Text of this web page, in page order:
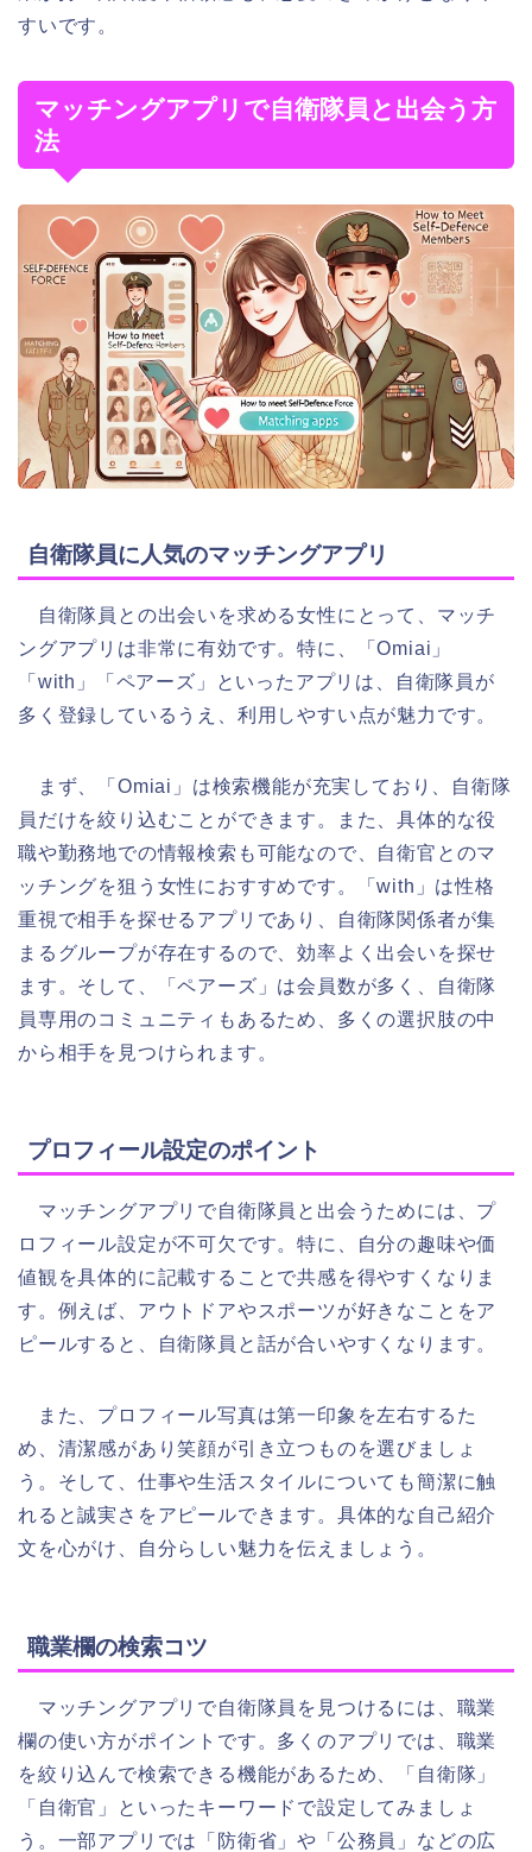
すいです。
マッチングアプリで自衛隊員と出会う方
法
自衛隊員に人気のマッチングアプリ
自衛隊員との出会いを求める女性にとって、マッチ
ングアプリは非常に有効です。特に、「Omiai」
「with」「ペアーズ」といったアプリは、自衛隊員が
多く登録しているうえ、利用しやすい点が魅力です。
まず、「Omiai」は検索機能が充実しており、自衛隊
員だけを絞り込むことができます。また、具体的な役
職や勤務地での情報検索も可能なので、自衛官とのマ
ッチングを狙う女性におすすめです。「with」は性格
重視で相手を探せるアプリであり、自衛隊関係者が集
まるグループが存在するので、効率よく出会いを探せ
ます。そして、「ペアーズ」は会員数が多く、自衛隊
員専用のコミュニティもあるため、多くの選択肢の中
から相手を見つけられます。
プロフィール設定のポイント
マッチングアプリで自衛隊員と出会うためには、プ
ロフィール設定が不可欠です。特に、自分の趣味や価
値観を具体的に記載することで共感を得やすくなりま
す。例えば、アウトドアやスポーツが好きなことをア
ピールすると、自衛隊員と話が合いやすくなります。
また、プロフィール写真は第一印象を左右するた
め、清潔感があり笑顔が引き立つものを選びましょ
う。そして、仕事や生活スタイルについても簡潔に触
れると誠実さをアピールできます。具体的な自己紹介
文を心がけ、自分らしい魅力を伝えましょう。
職業欄の検索コツ
マッチングアプリで自衛隊員を見つけるには、職業
欄の使い方がポイントです。多くのアプリでは、職業
を絞り込んで検索できる機能があるため、「自衛隊」
「自衛官」といったキーワードで設定してみましょ
う。一部アプリでは「防衛省」や「公務員」などの広